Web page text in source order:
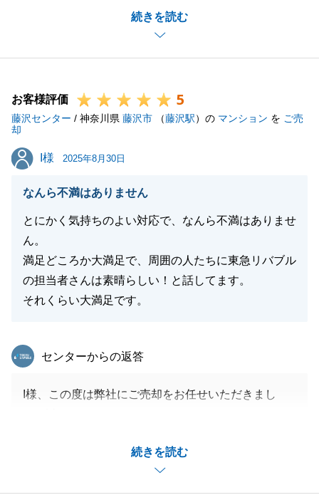
続きを読む
今後また何かお困りごとなどございましたら、ぜひお
気軽にお声掛け頂けますと幸いに存じます。
この度は誠にありがとうございました。
閉じる
お客様評価 5
藤沢センター / 神奈川県 藤沢市 （藤沢駅）の マンション を ご売
却
I様
I様 2025年8月30日
なんら不満はありません
とにかく気持ちのよい対応で、なんら不満はありませ
ん。
満足どころか大満足で、周囲の人たちに東急リバブル
の担当者さんは素晴らしい！と話してます。
それくらい大満足です。
続きを読む
東急リバブル
センターからの返答
I様、この度は弊社にご売却をお任せいただきまし
のか日々考えながら尽力させていただきました。
I様には、書類のご用意や、お打ち合わせの機会を何
度も設けていただきまして、誠にありがとうございま